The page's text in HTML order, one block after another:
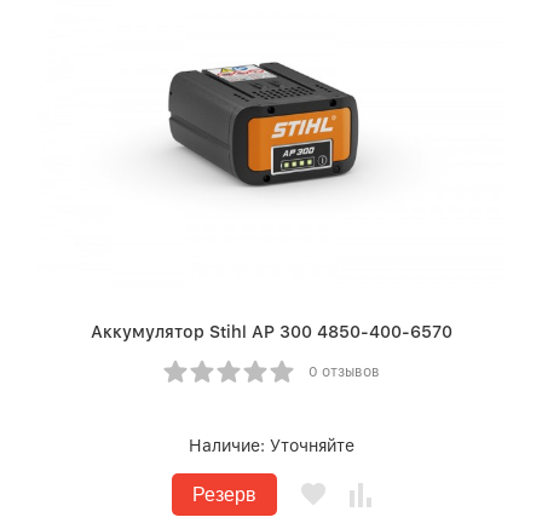
Аккумулятор Stihl AP 300 4850-400-6570
0 отзывов
Наличие: Уточняйте
Резерв